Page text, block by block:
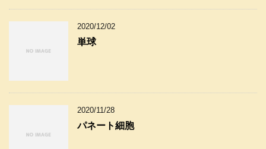
2020/12/02
単球
2020/11/28
パネート細胞